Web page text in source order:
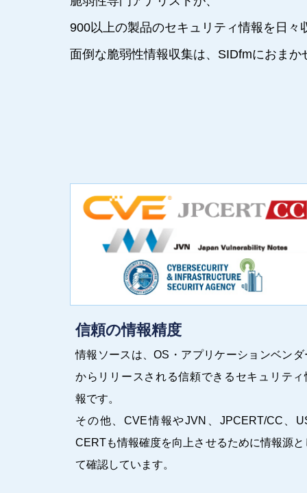
900以上の製品のセキュリティ情報を日々
面倒な脆弱性情報収集は、SIDfmにおまか
信頼の情報精度
情報ソースは、OS・アプリケーションベンダ
からリリースされる信頼できるセキュリティ
報です。
その他、CVE情報やJVN、JPCERT/CC、
CERTも情報確度を向上させるために情報源と
て確認しています。